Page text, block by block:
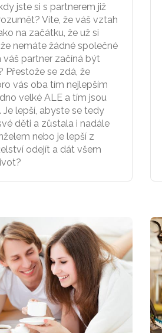
jste si s partnerem již
Víte, že váš vztah
na začátku, že už si
nemáte žádné společné
váš partner začíná být
Přestože se zdá, že
vás oba tím nejlepším
velké ALE a tím jsou
Je lepší, abyste se tedy
děti a zůstala i nadále
nebo je lepší z
odejít a dát všem